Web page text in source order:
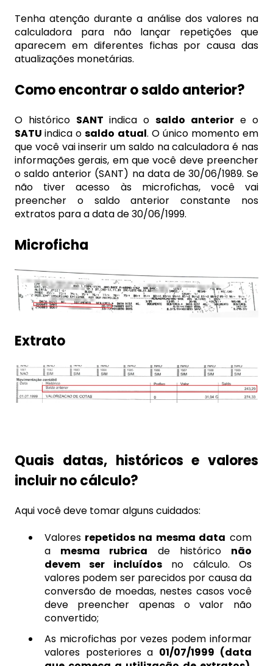
Tenha atenção durante a análise dos valores na
calculadora para não lançar repetições que
aparecem em diferentes fichas por causa das
atualizações monetárias.
Como encontrar o saldo anterior?
O histórico SANT indica o saldo anterior e o
SATUindica osaldo atual. O único momento em
que você vai inserir um saldo na calculadora é nas
informações gerais, em que você deve preencher
o saldo anterior (SANT) na data de 30/06/1989. Se
não tiver acesso às microfichas, você vai
preencher o saldo anterior constante nos
extratos para a data de 30/06/1999.
Microficha
Extrato
Quais datas, históricos e valores
incluir no cálculo?
Aqui você deve tomar alguns cuidados:
Valores repetidos na mesma data com
a mesma rubrica de histórico não
devem ser incluídos no cálculo. Os
valores podem ser parecidos por causa da
conversão de moedas, nestes casos você
deve preencher apenas o valor não
convertido;
As microfichas por vezes podem informar
valores posteriores a 01/07/1999 (data